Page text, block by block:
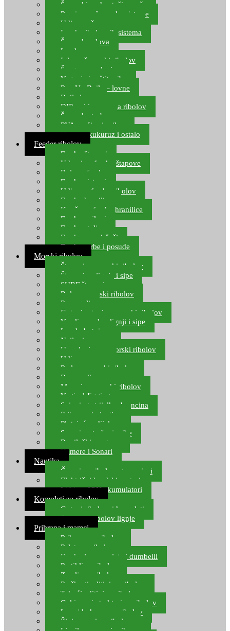
Šaranski podmetači, mreže
Pernice za šaranske sisteme
Udice za šarana, amura
Izrada ribolovnih sistema
Šaranska olova
Leadcore
Igle za šaranski ribolov
Špage, upredenice
Vaganje i zaštita ribe
Pop Up Boile – lovne
Boile lovne
DIP-ovi i arome za ribolov
Šaranske torbe
PVA vrećice i pribor
Umjetni kukuruz i ostalo
Feeder ribolov
Feeder štapovi
Vrhovi za feeder štapove
Role za feeder
Feeder sistemi
Udice za feeder ribolov
Feeder hranilice
Kopče za feeder hranilice
Feeder najloni
Feeder stolice
Feeder arm držači
Feeder torbe i posude
Morski ribolov
Štapovi za morski ribolov
Štapovi za lignje i sipe
SURF štapovi
Role za morski ribolov
Parangali
Gotovi setovi za morski ribolov
Varalice za lov lignji i sipe
Lov hobotnice
Najloni za more
Upredenice za morski ribolov
Udice za more
Perle za morski ribolov
Brum prihrana za more
Mamci za morski ribolov
Vertical Jigging
Spinning strijelke, brancina
Pribor za bolentino
Plutajuća odijela
Sonari za traženje ribe
Ronilački program
Kamere i Sonari
Nautika
Čamci za ribolov, gumenjaci
Električni brodski motori
Lithium ION akumulatori
Kompleti za ribolov
Gotovi ribolovni kompleti
Setovi za ribolov lignje
Prihrana i mamci
Prihrana za ribolov
Pelete za ribolov
Feeder lovne pelete i dumbelli
Partikli za ribolov
Zemlja za ribolov
Praškasti aditivi za ribolov
Tekući aditivi za ribolov
Gel i sprej atraktori za ribolov
Lovni kukuruz za ribolov
Živi mamci za ribolov